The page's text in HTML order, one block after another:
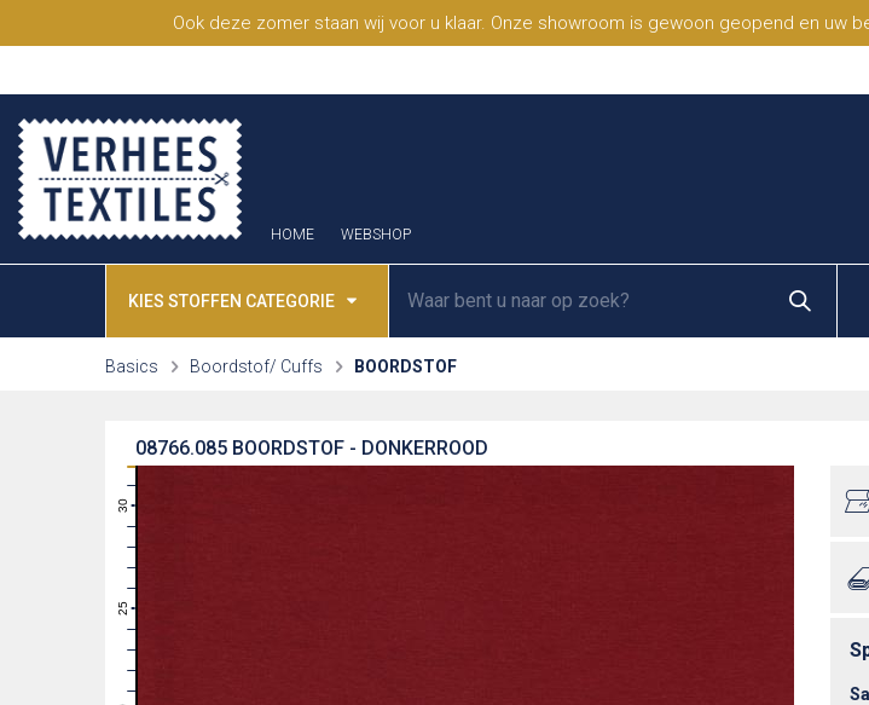
Ook deze zomer staan wij voor u klaar. Onze showroom is gewoon geopend en uw
HOME WEBSHOP
KIES STOFFEN CATEGORIE
Basics Boordstof/ Cuffs BOORDSTOF
BOORDSTOF - DONKERROOD
08766.085
21
22
23
24
25
26
27
28
29
30